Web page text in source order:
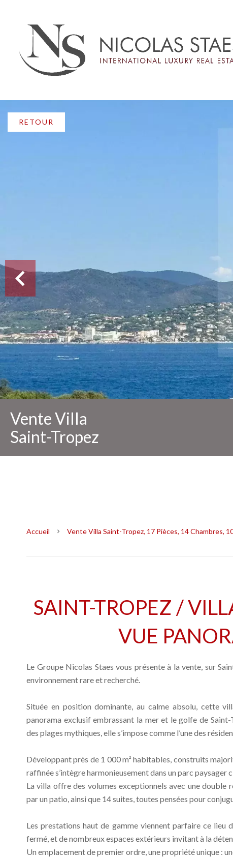
Vente Villa
Saint-Tropez
RETOUR
Accueil Vente Villa Saint-Tropez, 17 Pièces, 14 Chambres,
SAINT-TROPEZ /
VUE
Le Groupe Nicolas Staes vous présente à la vente, sur
environnement rare et recherché.
Située en position dominante, au calme absolu, cette
panorama exclusif embrassant la mer et le golfe de
des plages mythiques, elle s’impose comme l’une des
Développant près de 1 000 m² habitables, construits
raffinée s’intègre harmonieusement dans un parc paysager
La villa offre des volumes exceptionnels avec une double
par un patio, ainsi que 14 suites, toutes pensées pour
Les prestations haut de gamme viennent parfaire ce lieu
fermé, et de nombreux espaces extérieurs invitant à la
Un emplacement de premier ordre, une propriété unique :